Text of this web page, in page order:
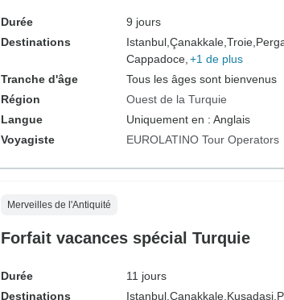
Durée
9 jours
Destinations
Istanbul, Çanakkale, Troie,
Cappadoce, +1 de plus
Tranche d'âge
Tous les âges sont bienvenus
Région
Ouest de la Turquie
Langue
Uniquement en : Anglais
Voyagiste
EUROLATINO Tour Operators
Merveilles de l'Antiquité
Forfait vacances spécial Turquie
Durée
11 jours
Destinations
Istanbul, Çanakkale, Kusadasi,